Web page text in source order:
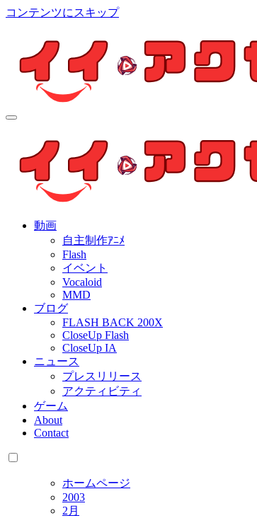
コンテンツにスキップ
個人制作アニメを中心とした動画紹介ブログ
動画
自主制作ｱﾆﾒ
Flash
イベント
Vocaloid
MMD
ブログ
FLASH BACK 200X
CloseUp Flash
CloseUp IA
ニュース
プレスリリース
アクティビティ
ゲーム
About
Contact
ホームページ
2003
2月